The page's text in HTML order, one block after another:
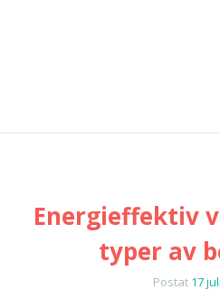
Energieffektiv
typer av
Postat 17